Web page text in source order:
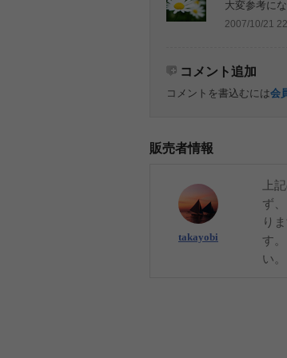
大変参考に
2007/10/21
コメント追加
コメントを書込むには会
販売者情報
takayobi
上
ず
り
す
い。